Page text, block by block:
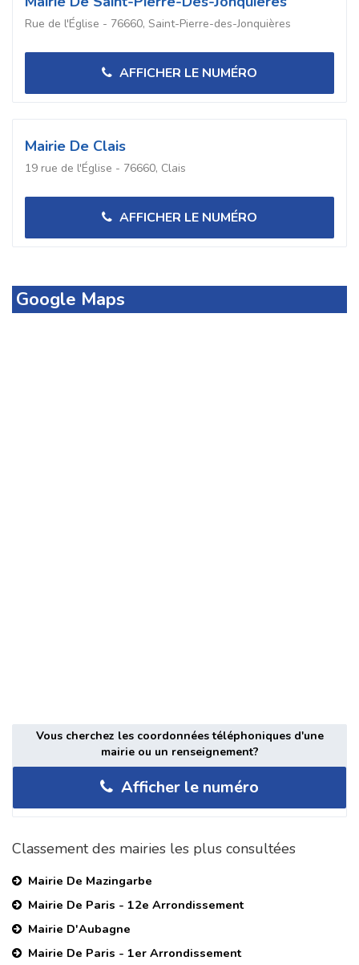
Rue de l'Église - 76660, Saint-Pierre-des-Jonquières
AFFICHER LE NUMÉRO
Mairie De Clais
19 rue de l'Église - 76660, Clais
AFFICHER LE NUMÉRO
Google Maps
Vous cherchez les coordonnées téléphoniques d'une
mairie ou un renseignement?
Afficher le numéro
Classement des mairies les plus consultées
Mairie De Mazingarbe
Mairie De Paris - 12e Arrondissement
Mairie D'Aubagne
Mairie De Paris - 1er Arrondissement